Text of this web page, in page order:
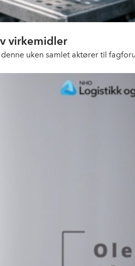
virkemidler
uken samlet aktører til